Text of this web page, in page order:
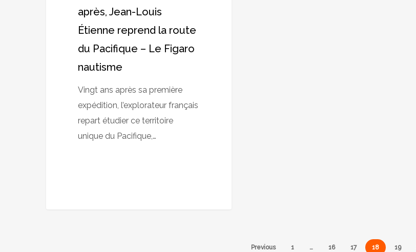
après, Jean-Louis
Étienne reprend la route
du Pacifique – Le Figaro
nautisme
Vingt ans après sa première
expédition, l’explorateur français
repart étudier ce territoire
unique du Pacifique,…
Previous 1 … 16 17 18 19